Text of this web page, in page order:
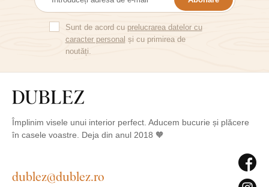
Sunt de acord cu prelucrarea datelor cu
caracter personal și cu primirea de
noutăți.
Împlinim visele unui interior perfect. Aducem bucurie și plăcere
în casele voastre. Deja din anul 2018 🧡
dublez@dublez.ro